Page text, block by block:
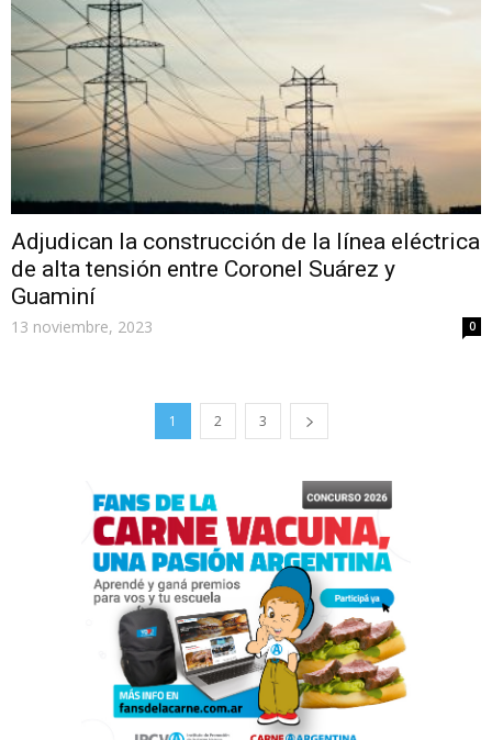
Adjudican la construcción de la línea eléctrica
de alta tensión entre Coronel Suárez y
Guaminí
13 noviembre, 2023 0
1 2 3